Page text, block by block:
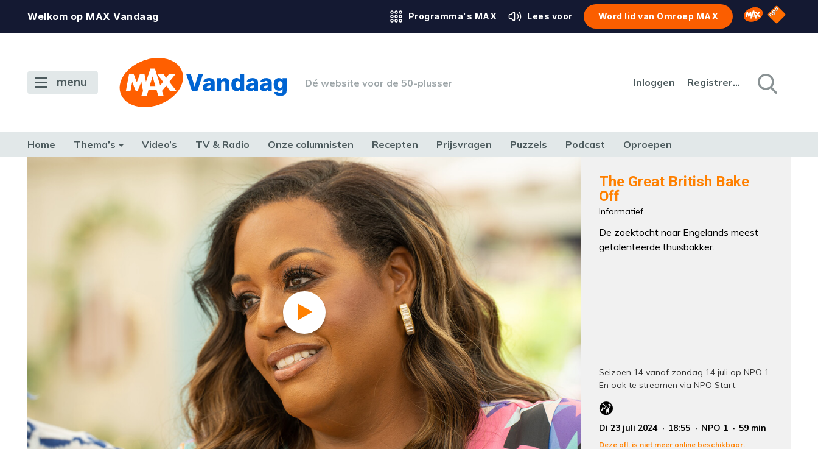
Welkom op MAX Vandaag Programma's MAX Lees voor Word lid van Omroep MAX Omroep MAX
NPO
menu Dé website voor de 50-plusser Inloggen Registreren
Home Thema’s Video’s TV & Radio Onze columnisten Recepten Prijsvragen Puzzels Podcast Oproepen
GELD, WERK & RECHT GEZONDHEID & SPORT
The Great British Bake
Off
Informatief
De zoektocht naar Engelands meest
getalenteerde thuisbakker.
Seizoen 14 vanaf zondag 14 juli op NPO 1.
En ook te streamen via NPO Start.
Di 23 juli 2024 18:55 NPO 1 59 min
Deze afl. is niet meer online beschikbaar.